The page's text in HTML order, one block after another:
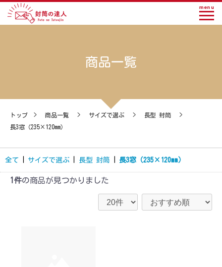
menu
商品一覧
トップ > 商品一覧 > サイズで選ぶ > 長型 封筒
>
長3窓（235×120mm）
全て サイズで選ぶ 長型 封筒 長3窓（235×120mm）
1件の商品が見つかりました